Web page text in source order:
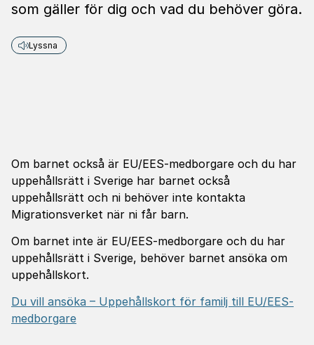
som gäller för dig och vad du behöver göra.
Lyssna
Om barnet också är EU/EES-medborgare och du har
uppehållsrätt i Sverige har barnet också
uppehållsrätt och ni behöver inte kontakta
Migrationsverket när ni får barn.
Om barnet inte är EU/EES-medborgare och du har
uppehållsrätt i Sverige, behöver barnet ansöka om
uppehållskort.
Du vill ansöka – Uppehållskort för familj till EU/EES-
medborgare